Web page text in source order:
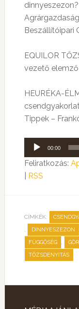
Beszállítóipari
EQUILOR
vezető elemző
HEURÉKA-
Tippek –
Audió
lejátszó
00:00
Feliratkozás:
RSS
CÍMKÉK:
, DINNYESZEZON
FÜGGŐSÉG ,
TŐZSDENYITÁS